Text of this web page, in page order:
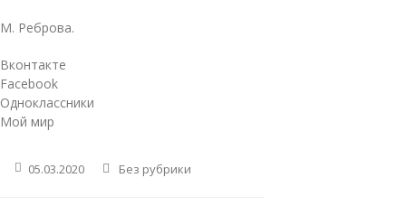
М. Реброва.
Вконтакте
Facebook
Одноклассники
Мой мир
05.03.2020 Без рубрики